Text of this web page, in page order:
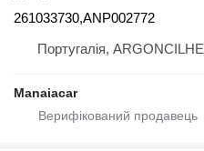
261033730,ANP002772
Португалія, ARGONCILHE
Manaiacar